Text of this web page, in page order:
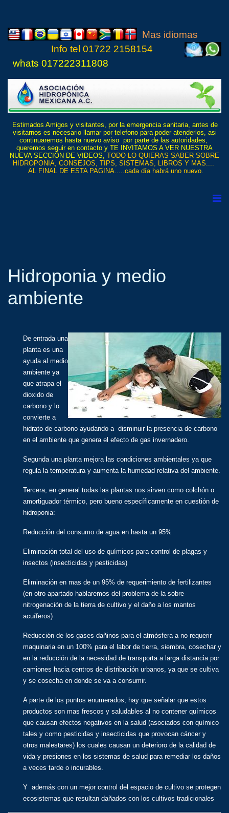
Mas idiomas
Info tel 01722 2158154
whats 017222311808
Estimados Amigos y visitantes, por la emergencia sanitaria, antes de
visitarnos es necesario llamar por telefono para poder atenderlos, asi
continuaremos hasta nuevo aviso por parte de las autoridades,
queremos seguir en contacto y TE INVITAMOS A VER NUESTRA
NUEVA SECCIÓN DE VIDEOS, TODO LO QUIERAS SABER SOBRE
HIDROPONIA, CONSEJOS, TIPS, SISTEMAS, LIBROS Y MAS....
AL FINAL DE ESTA PAGINA.....cada día habrá uno nuevo.
Hidroponia y medio
ambiente
De entrada una
planta es una
ayuda al medio
ambiente ya
que atrapa el
dioxido de
carbono y lo
convierte a
hidrato de carbono ayudando a disminuir la presencia de carbono
en el ambiente que genera el efecto de gas invernadero.
Segunda una planta mejora las condiciones ambientales ya que
regula la temperatura y aumenta la humedad relativa del ambiente.
Tercera, en general todas las plantas nos sirven como colchón o
amortiguador térmico, pero bueno específicamente en cuestión de
hidroponia:
Reducción del consumo de agua en hasta un 95%
Eliminación total del uso de químicos para control de plagas y
insectos (insecticidas y pesticidas)
Eliminación en mas de un 95% de requerimiento de fertilizantes
(en otro apartado hablaremos del problema de la sobre-
nitrogenación de la tierra de cultivo y el daño a los mantos
acuíferos)
Reducción de los gases dañinos para el atmósfera a no requerir
maquinaria en un 100% para el labor de tierra, siembra, cosechar y
en la reducción de la necesidad de transporta a larga distancia por
camiones hacia centros de distribución urbanos, ya que se cultiva
y se cosecha en donde se va a consumir.
A parte de los puntos enumerados, hay que señalar que estos
productos son mas frescos y saludables al no contener químicos
que causan efectos negativos en la salud (asociados con químico
tales y como pesticidas y insecticidas que provocan cáncer y
otros malestares) los cuales causan un deterioro de la calidad de
vida y presiones en los sistemas de salud para remediar los daños
a veces tarde o incurables.
Y además con un mejor control del espacio de cultivo se protegen
ecosistemas que resultan dañados con los cultivos tradicionales